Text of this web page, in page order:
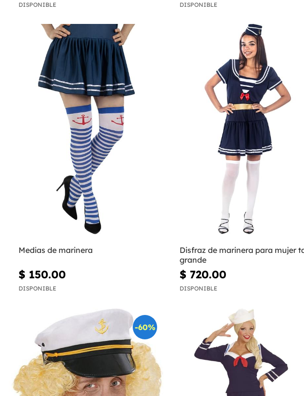
DISPONIBLE DISPONIBLE
Medias de marinera
$ 150.00
DISPONIBLE
Disfraz de marinera para mujer
grande
$ 720.00
DISPONIBLE
-60%